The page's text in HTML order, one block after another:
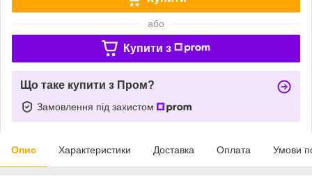
або
Купити з
Що таке купити з Пром?
Замовлення під захистом
Опис Характеристики Доставка Оплата Умови